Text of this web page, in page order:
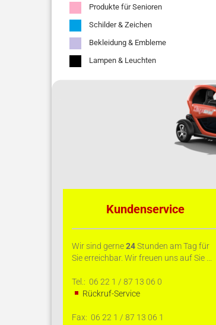
Produkte für Senioren
Schilder & Zeichen
Bekleidung & Embleme
Lampen & Leuchten
Kundenservice
Wir sind gerne24Stunden am Tag für
Sie erreichbar. Wir freuen uns auf Sie ...
Tel.: 06 22 1 / 87 13 06 0
Rückruf-Service
Fax: 06 22 1 / 87 13 06 1